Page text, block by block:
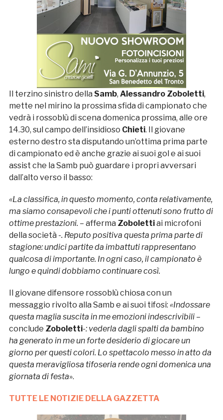
Il terzino sinistro della Samb, Alessandro Zoboletti,
mette nel mirino la prossima sfida di campionato che
vedrà i rossoblù di scena domenica prossima, alle ore
14.30, sul campo dell’insidioso Chieti. Il giovane
esterno destro sta disputando un’ottima prima parte
di campionato ed è anche grazie ai suoi gol e ai suoi
assist che la Samb può guardare i propri avversari
dall’alto verso il basso:
«La classifica, in questo momento, conta relativamente,
ma siamo consapevoli che i punti ottenuti sono frutto di
ottime prestazioni. – afferma Zobolettiai microfoni
della società -. Reputo positiva questa prima parte di
stagione: undici partite da imbattuti rappresentano
qualcosa di importante. In ogni caso, il campionato è
lungo e quindi dobbiamo continuare così.
Il giovane difensore rossoblù chiosa con un
messaggio rivolto alla Samb e ai suoi tifosi: «Indossare
questa maglia suscita in me emozioni indescrivibili –
conclude Zoboletti-: vederla dagli spalti da bambino
ha generato in me un forte desiderio di giocare un
giorno per questi colori. Lo spettacolo messo in atto da
questa meravigliosa tifoseria rende ogni domenica una
giornata di festa».
TUTTE LE NOTIZIE DELLA GAZZETTA